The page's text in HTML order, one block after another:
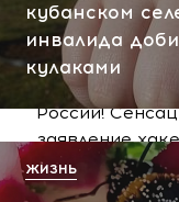
сегодня, 10:13
НАТО
руководит
России!
заявление
сегодня, 10:07
кубанском
инвалида
кулаками
ЖИЗНЬ